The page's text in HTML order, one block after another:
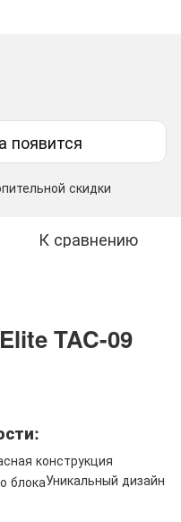
появится
скидки
К сравнению
TAC-09
конструкция
Уникальный дизайн